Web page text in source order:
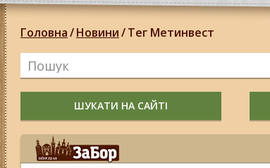
Головна/Новини/Тег Метинвест
ШУКАТИ НА САЙТІ